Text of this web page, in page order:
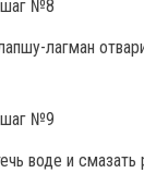
лагман
воде и